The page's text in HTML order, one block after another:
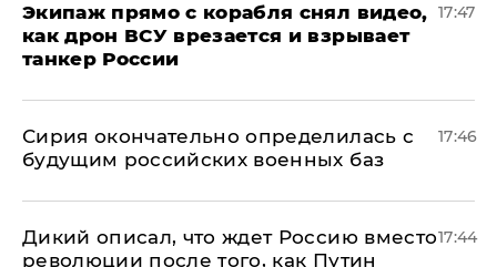
Экипаж прямо с корабля снял видео,
как дрон ВСУ врезается и взрывает
танкер России
17:47
Сирия окончательно определилась с
будущим российских военных баз
17:46
Дикий описал, что ждет Россию вместо
революции после того, как Путин
17:44